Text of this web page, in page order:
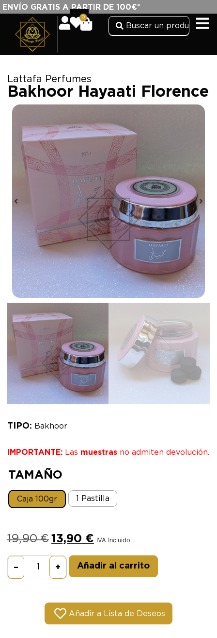
ENVÍO GRATIS A PARTIR DE 100€*
0
Lattafa Perfumes
Bakhoor Hayaati Florence
TIPO: Bakhoor
IMPORTANTE: Las muestras no admiten devolución.
TAMAÑO
Caja 100gr 1 Pastilla
19,90€ 13,90 € IVA Incluido
– + Añadir al carrito
Añadir a Lista de Deseos